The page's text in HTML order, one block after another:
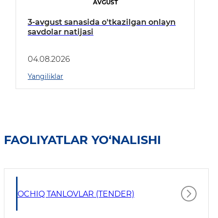
AVGUST
3-avgust sanasida o'tkazilgan onlayn
savdolar natijasi
04.08.2026
Yangiliklar
FAOLIYATLAR YO‘NALISHI
OCHIQ TANLOVLAR (TENDER)